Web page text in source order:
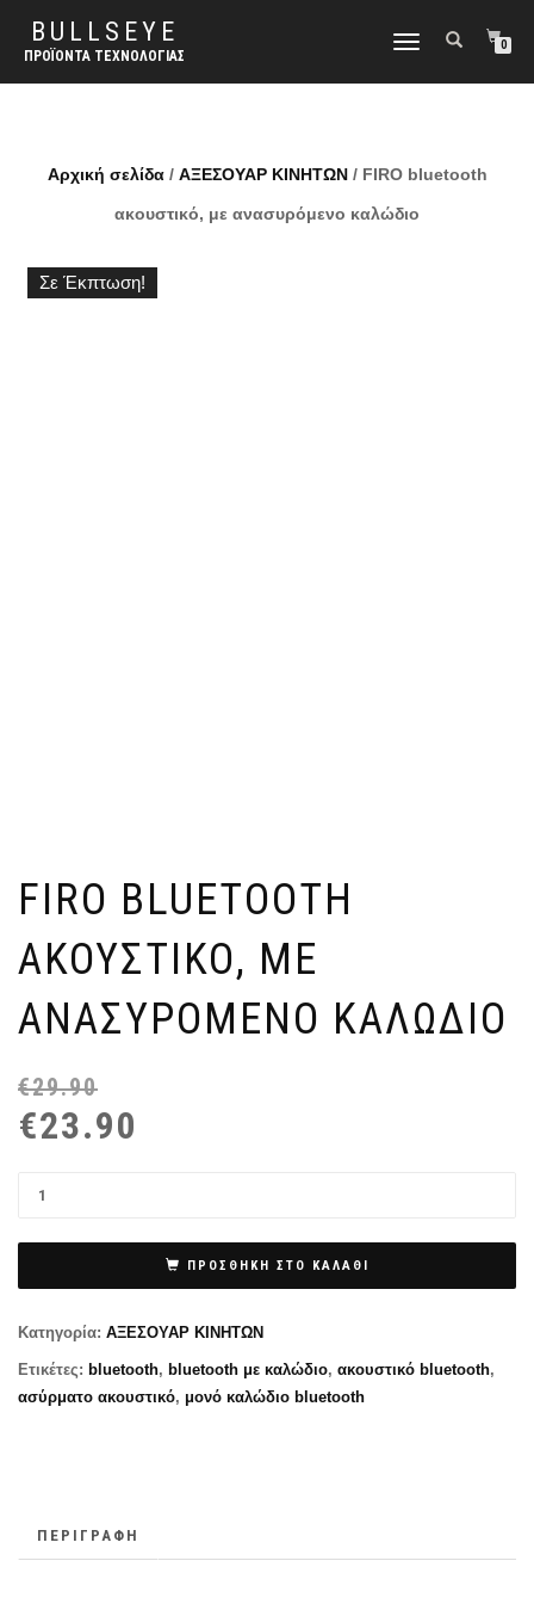
BULLSEYE
ΠΡΟΪΌΝΤΑ ΤΕΧΝΟΛΟΓΊΑΣ
ΕΝΑΛΛΑΓΉ
0
Αρχική σελίδα/ ΑΞΕΣΟΥΑΡ ΚΙΝΗΤΩΝ/ FIRO bluetooth
ακουστικό, με ανασυρόμενο καλώδιο
Σε Έκπτωση!
FIRO BLUETOOTH
ΑΚΟΥΣΤΙΚΌ, ΜΕ
ΑΝΑΣΥΡΌΜΕΝΟ ΚΑΛΏΔΙΟ
€29.90
€23.90
ΠΡΟΣΘΉΚΗ ΣΤΟ ΚΑΛΆΘΙ
Κατηγορία: ΑΞΕΣΟΥΑΡ ΚΙΝΗΤΩΝ
Ετικέτες: bluetooth, bluetooth με καλώδιο, ακουστικό bluetooth,
ασύρματο ακουστικό, μονό καλώδιο bluetooth
ΠΕΡΙΓΡΑΦΉ